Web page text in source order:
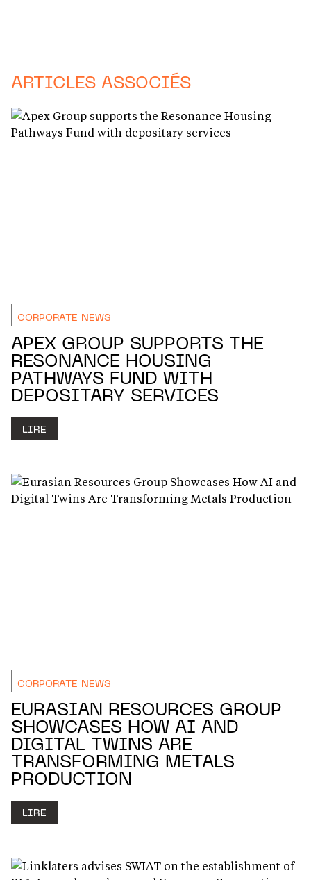
ARTICLES ASSOCIÉS
CORPORATE NEWS
APEX GROUP SUPPORTS THE
RESONANCE HOUSING
PATHWAYS FUND WITH
DEPOSITARY SERVICES
LIRE
CORPORATE NEWS
EURASIAN RESOURCES GROUP
SHOWCASES HOW AI AND
DIGITAL TWINS ARE
TRANSFORMING METALS
PRODUCTION
LIRE